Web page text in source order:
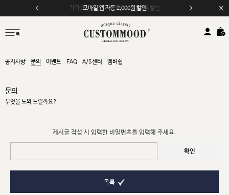
카카오채널 친구 추가 5,000원 쿠폰 할인
모바일 앱 자동 2,000원 할인
공지사항 문의 이벤트 FAQ A/S센터 멤버쉽
문의
무엇을 도와 드릴까요?
게시글 작성 시 입력한 비밀번호를 입력해 주세요.
확인
목록